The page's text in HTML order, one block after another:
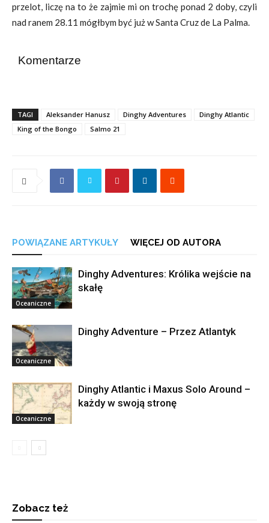
przelot, liczę na to że zajmie mi on trochę ponad 2 doby, czyli
nad ranem 28.11 mógłbym być już w Santa Cruz de La Palma.
Komentarze
TAGI Aleksander Hanusz Dinghy Adventures
Dinghy Atlantic
King of the Bongo
Salmo 21
POWIĄZANE ARTYKUŁY WIĘCEJ OD AUTORA
Oceaniczne
Dinghy Adventures: Królika wejście na
skałę
Oceaniczne
Dinghy Adventure – Przez Atlantyk
Oceaniczne
Dinghy Atlantic i Maxus Solo Around –
każdy w swoją stronę
Zobacz też